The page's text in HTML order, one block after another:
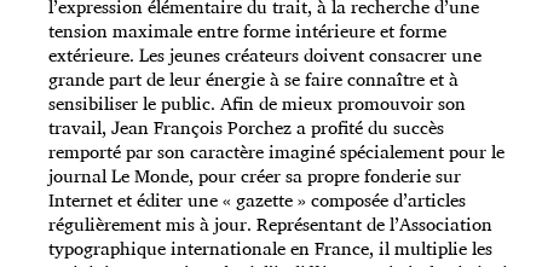
l’expression élémentaire du trait, à la recherche d’une
tension maximale entre forme intérieure et forme
extérieure. Les jeunes créateurs doivent consacrer une
grande part de leur énergie à se faire connaître et à
sensibiliser le public. Afin de mieux promouvoir son
travail, Jean François Porchez a profité du succès
remporté par son caractère imaginé spécialement pour le
journal Le Monde, pour créer sa propre fonderie sur
Internet et éditer une « gazette » composée d’articles
régulièrement mis à jour. Représentant de l’Association
typographique internationale en France, il multiplie les